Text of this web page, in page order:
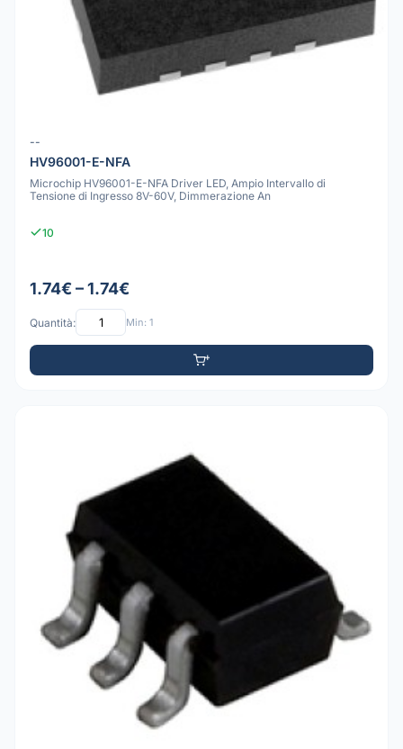
--
HV96001-E-NFA
Microchip HV96001-E-NFA Driver LED, Ampio Intervallo di
Tensione di Ingresso 8V-60V, Dimmerazione An
10
1.74€ – 1.74€
Quantità: Min: 1